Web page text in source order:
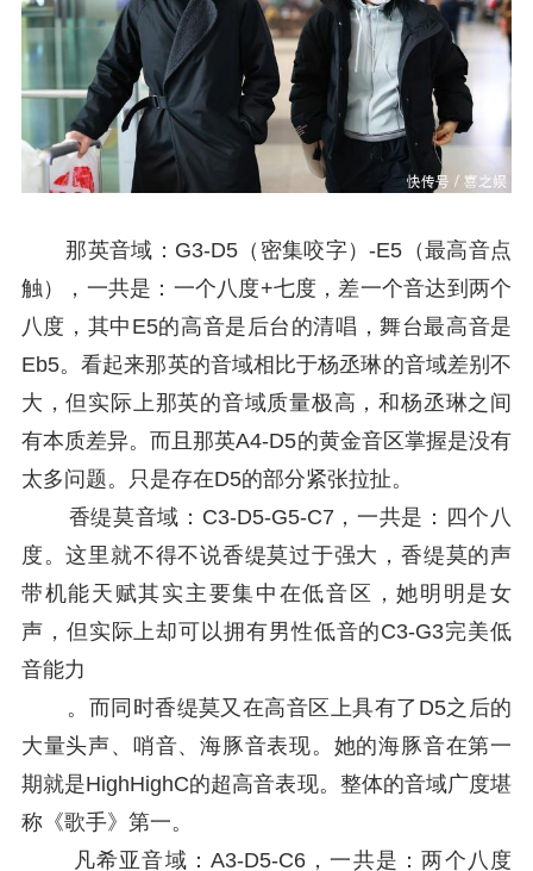
那英音域：G3-D5（密集咬字）-E5（最高音点
触），一共是：一个八度+七度，差一个音达到两个
八度，其中E5的高音是后台的清唱，舞台最高音是
Eb5。看起来那英的音域相比于杨丞琳的音域差别不
大，但实际上那英的音域质量极高，和杨丞琳之间
有本质差异。而且那英A4-D5的黄金音区掌握是没有
太多问题。只是存在D5的部分紧张拉扯。
香缇莫音域：C3-D5-G5-C7，一共是：四个八
度。这里就不得不说香缇莫过于强大，香缇莫的声
带机能天赋其实主要集中在低音区，她明明是女
声，但实际上却可以拥有男性低音的C3-G3完美低
音能力
。而同时香缇莫又在高音区上具有了D5之后的
大量头声、哨音、海豚音表现。她的海豚音在第一
期就是HighHighC的超高音表现。整体的音域广度堪
称《歌手》第一。
凡希亚音域：A3-D5-C6，一共是：两个八度